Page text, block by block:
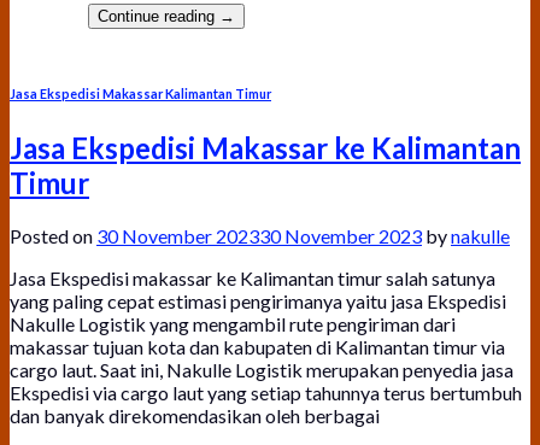
Continue reading →
Jasa Ekspedisi Makassar Kalimantan Timur
Jasa Ekspedisi Makassar ke Kalimantan
Timur
Posted on 30 November 202330 November 2023 bynakulle
Jasa Ekspedisi makassar ke Kalimantan timur salah satunya
yang paling cepat estimasi pengirimanya yaitu jasa Ekspedisi
Nakulle Logistik yang mengambil rute pengiriman dari
makassar tujuan kota dan kabupaten di Kalimantan timur via
cargo laut. Saat ini, Nakulle Logistik merupakan penyedia jasa
Ekspedisi via cargo laut yang setiap tahunnya terus bertumbuh
dan banyak direkomendasikan oleh berbagai